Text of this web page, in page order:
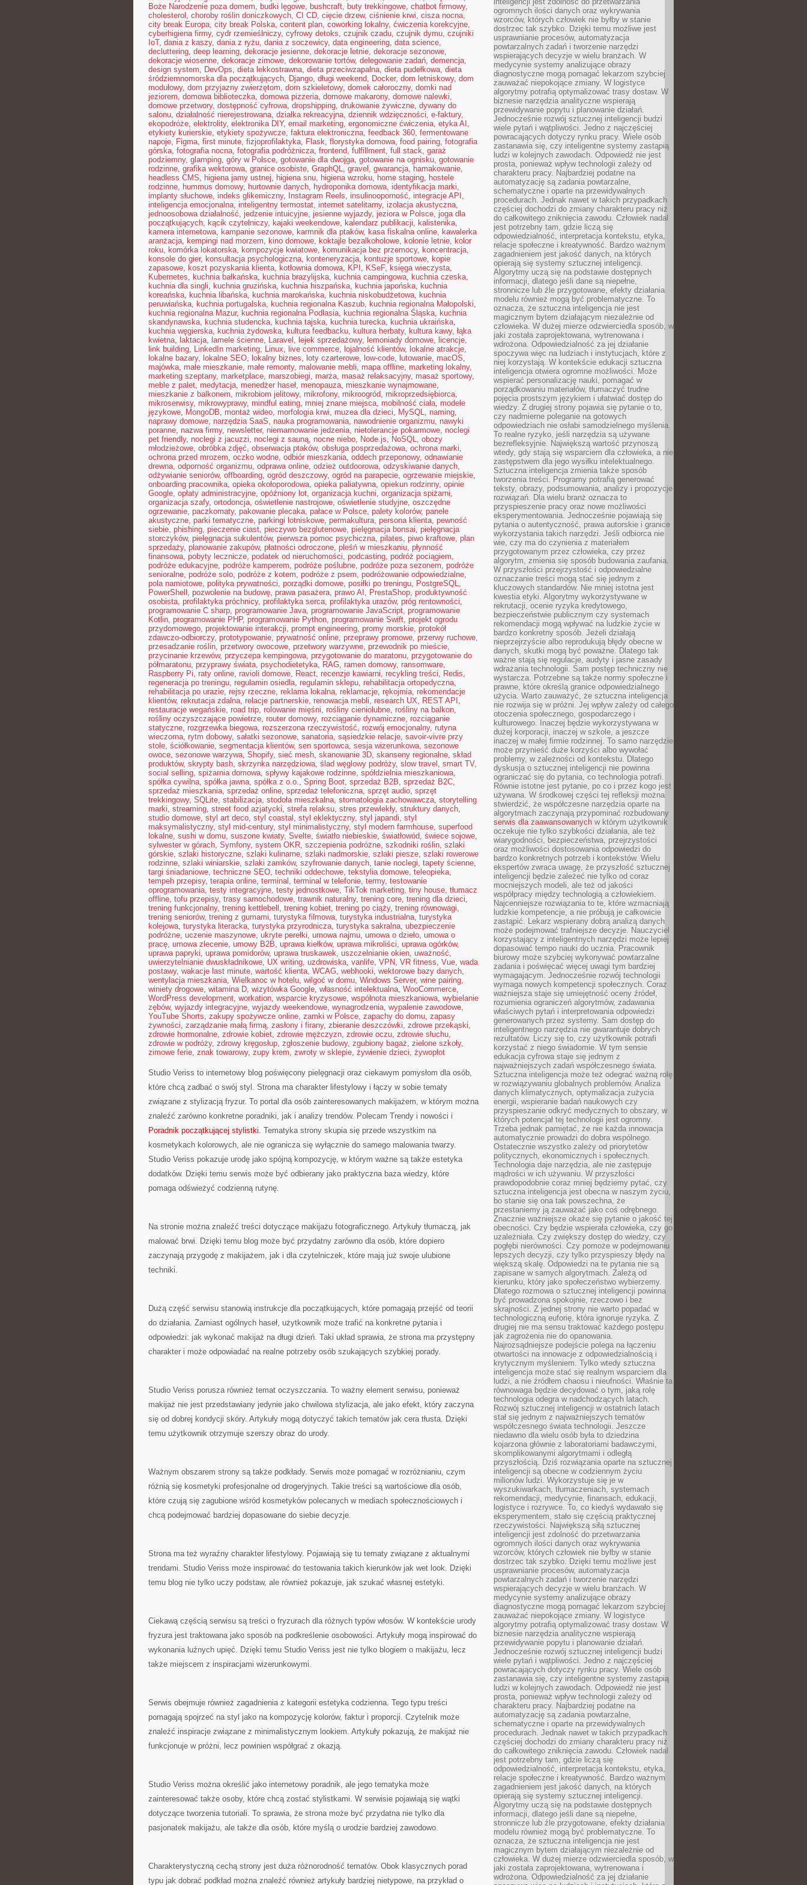
Boże Narodzenie poza domem, budki lęgowe, bushcraft, buty trekkingowe, chatbot firmowy,
cholesterol , choroby roślin doniczkowych, CI CD, cięcie drzew, ciśnienie krwi, cisza nocna,
city break Europa, city break Polska, content plan, coworking lokalny, ćwiczenia korekcyjne,
cyberhigiena firmy, cydr rzemieślniczy, cyfrowy detoks, czujnik czadu, czujnik dymu, czujniki
IoT, dania z kaszy, dania z ryżu, dania z soczewicy, data engineering, data science,
decluttering, deep learning, dekoracje jesienne, dekoracje letnie, dekoracje sezonowe,
dekoracje wiosenne, dekoracje zimowe, dekorowanie tortów, delegowanie zadań, demencja,
design system, DevOps, dieta lekkostrawna, dieta przeciwzapalna, dieta pudełkowa, dieta
śródziemnomorska dla początkujących, Django, długi weekend, Docker, dom letniskowy, dom
modułowy, dom przyjazny zwierzętom, dom szkieletowy, domek całoroczny, domki nad
jeziorem, domowa biblioteczka, domowa pizzeria, domowe makarony, domowe nalewki,
domowe przetwory, dostępność cyfrowa, dropshipping, drukowanie żywiczne, dywany do
salonu, działalność nierejestrowana, działka rekreacyjna, dziennik wdzięczności, e-faktury,
ekopodróże, elektrolity, elektronika DIY, email marketing, ergonomiczne ćwiczenia, etyka AI ,
etykiety kurierskie, etykiety spożywcze, faktura elektroniczna, feedback 360, fermentowane
napoje, Figma, first minute, fizjoprofilaktyka, Flask, florystyka domowa, food pairing, fotografia
górska, fotografia nocna, fotografia podróżnicza, frontend, fulfillment, full stack, garaż
podziemny, glamping, góry w Polsce, gotowanie dla dwojga, gotowanie na ognisku, gotowanie
rodzinne, grafika wektorowa, granice osobiste, GraphQL, gravel , gwarancja, hamakowanie,
headless CMS, higiena jamy ustnej, higiena snu, higiena wzroku, home staging, hostele
rodzinne, hummus domowy, hurtownie danych, hydroponika domowa, identyfikacja marki,
implanty słuchowe, indeks glikemiczny, Instagram Reels, insulinooporność, integracje API ,
inteligencja emocjonalna, inteligentny termostat, internet satelitarny, izolacja akustyczna,
jednoosobowa działalność, jedzenie intuicyjne, jesienne wyjazdy, jeziora w Polsce, joga dla
początkujących, kącik czytelniczy, kajaki weekendowe, kalendarz publikacji, kalistenika,
kamera internetowa, kampanie sezonowe, karmnik dla ptaków, kasa fiskalna online, kawalerka
aranżacja, kempingi nad morzem, kino domowe, koktajle bezalkoholowe, kolonie letnie, kolor
roku, komórka lokatorska, kompozycje kwiatowe, komunikacja bez przemocy, koncentracja,
konsole do gier, konsultacja psychologiczna, konteneryzacja, kontuzje sportowe, kopie
zapasowe, koszt pozyskania klienta, kotłownia domowa, KPI , KSeF, księga wieczysta,
Kubernetes, kuchnia bałkańska, kuchnia brazylijska, kuchnia campingowa, kuchnia czeska,
kuchnia dla singli, kuchnia gruzińska, kuchnia hiszpańska, kuchnia japońska, kuchnia
koreańska, kuchnia libańska, kuchnia marokańska, kuchnia niskobudżetowa, kuchnia
peruwiańska, kuchnia portugalska, kuchnia regionalna Kaszub, kuchnia regionalna Małopolski,
kuchnia regionalna Mazur, kuchnia regionalna Podlasia, kuchnia regionalna Śląska, kuchnia
skandynawska, kuchnia studencka, kuchnia tajska, kuchnia turecka, kuchnia ukraińska,
kuchnia węgierska, kuchnia żydowska, kultura feedbacku, kultura herbaty, kultura kawy, łąka
kwietna, laktacja, lamele ścienne, Laravel , lejek sprzedażowy, lemoniady domowe, licencje,
link building, LinkedIn marketing, Linux, live commerce, lojalność klientów, lokalne atrakcje,
lokalne bazary, lokalne SEO, lokalny biznes, loty czarterowe, low-code, lutowanie, macOS,
majówka, małe mieszkanie, małe remonty, malowanie mebli, mapa offline, marketing lokalny,
marketing szeptany, marketplace, marszobiegi, marża, masaż relaksacyjny, masaż sportowy,
meble z palet, medytacja, menedżer haseł, menopauza, mieszkanie wynajmowane,
mieszkanie z balkonem, mikrobiom jelitowy, mikrofony, mikroogród, mikroprzedsiębiorca,
mikroserwisy, mikrowyprawy, mindful eating, mniej znane miejsca, mobilność ciała, modele
językowe, MongoDB, montaż wideo, morfologia krwi, muzea dla dzieci, MySQL, naming,
naprawy domowe, narzędzia SaaS, nauka programowania, nawodnienie organizmu, nawyki
poranne, nazwa firmy, newsletter, niemarnowanie jedzenia, nietolerancje pokarmowe, noclegi
pet friendly, noclegi z jacuzzi, noclegi z sauną, nocne niebo, Node.js, NoSQL, obozy
młodzieżowe, obróbka zdjęć, obserwacja ptaków, obsługa posprzedażowa, ochrona marki,
ochrona przed mrozem, oczko wodne, odbiór mieszkania, oddech przeponowy, odnawianie
drewna, odporność organizmu, odprawa online, odzież outdoorowa, odzyskiwanie danych,
odżywianie seniorów, offboarding, ogród deszczowy, ogród na parapecie, ogrzewanie miejskie,
onboarding pracownika, opieka okołoporodowa, opieka paliatywna, opiekun rodzinny, opinie
Google, opłaty administracyjne, opóźniony lot, organizacja kuchni, organizacja spiżarni,
organizacja szafy, ortodoncja, oświetlenie nastrojowe, oświetlenie studyjne, oszczędne
ogrzewanie, paczkomaty, pakowanie plecaka, pałace w Polsce, palety kolorów, panele
akustyczne, parki tematyczne, parkingi lotniskowe, permakultura, persona klienta, pewność
siebie, phishing, pieczenie ciast, pieczywo bezglutenowe, pielęgnacja bonsai, pielęgnacja
storczyków, pielęgnacja sukulentów, pierwsza pomoc psychiczna, pilates, piwo kraftowe, plan
sprzedaży, planowanie zakupów, płatności odroczone, pleśń w mieszkaniu, płynność
finansowa, pobyty lecznicze, podatek od nieruchomości, podcasting, podróż pociągiem,
podróże edukacyjne, podróże kamperem, podróże poślubne, podróże poza sezonem, podróże
senioralne, podróże solo, podróże z kotem, podróże z psem, podróżowanie odpowiedzialne,
pola namiotowe, polityka prywatności, porządki domowe, posiłki po treningu, PostgreSQL,
PowerShell , pozwolenie na budowę, prawa pasażera, prawo AI , PrestaShop, produktywność
osobista, profilaktyka próchnicy, profilaktyka serca, profilaktyka urazów, próg rentowności,
programowanie C sharp, programowanie Java, programowanie JavaScript, programowanie
Kotlin, programowanie PHP, programowanie Python, programowanie Swift, projekt ogrodu
przydomowego, projektowanie interakcji, prompt engineering, promy morskie, protokół
zdawczo-odbiorczy, prototypowanie, prywatność online, przeprawy promowe, przerwy ruchowe,
przesadzanie roślin, przetwory owocowe, przetwory warzywne, przewodnik po mieście,
przycinanie krzewów, przyczepa kempingowa, przygotowanie do maratonu, przygotowanie do
półmaratonu, przyprawy świata, psychodietetyka, RAG, ramen domowy, ransomware,
Raspberry Pi, raty online, ravioli domowe, React, recenzje kawiarni, recykling treści, Redis,
regeneracja po treningu, regulamin osiedla, regulamin sklepu, rehabilitacja ortopedyczna,
rehabilitacja po urazie, rejsy rzeczne, reklama lokalna, reklamacje, rękojmia, rekomendacje
klientów, rekrutacja zdalna, relacje partnerskie, renowacja mebli, research UX, REST API ,
restauracje wegańskie, road trip, rolowanie mięśni, rośliny cieniolubne, rośliny na balkon,
rośliny oczyszczające powietrze, router domowy, rozciąganie dynamiczne, rozciąganie
statyczne, rozgrzewka biegowa, rozszerzona rzeczywistość, rozwój emocjonalny, rutyna
wieczorna, rytm dobowy, sałatki sezonowe, sanatoria, sąsiedzkie relacje, savoir-vivre przy
stole, ściółkowanie, segmentacja klientów, sen sportowca, sesja wizerunkowa, sezonowe
owoce, sezonowe warzywa, Shopify, sieć mesh, skanowanie 3D, skanseny regionalne, skład
produktów, skrypty bash, skrzynka narzędziowa, ślad węglowy podróży, slow travel , smart TV,
social selling, spiżarnia domowa, spływy kajakowe rodzinne, spółdzielnia mieszkaniowa,
spółka cywilna, spółka jawna, spółka z o.o., Spring Boot, sprzedaż B2B, sprzedaż B2C,
sprzedaż mieszkania, sprzedaż online, sprzedaż telefoniczna, sprzęt audio, sprzęt
trekkingowy, SQLite, stabilizacja, stodoła mieszkalna, stomatologia zachowawcza, storytelling
marki, streaming, street food azjatycki, strefa relaksu, stres przewlekły, struktury danych,
studio domowe, styl art deco, styl coastal , styl eklektyczny, styl japandi, styl
maksymalistyczny, styl mid-century, styl minimalistyczny, styl modern farmhouse, superfood
lokalne, sushi w domu, suszone kwiaty, Svelte, światło niebieskie, światłowód, świece sojowe,
sylwester w górach, Symfony, system OKR, szczepienia podróżne, szkodniki roślin, szlaki
górskie, szlaki historyczne, szlaki kulinarne, szlaki nadmorskie, szlaki piesze, szlaki rowerowe
rodzinne, szlaki winiarskie, szlaki zamków, szyfrowanie danych, tanie noclegi, tapety ścienne,
targi śniadaniowe, techniczne SEO, techniki oddechowe, tekstylia domowe, teleopieka,
tempeh przepisy, terapia online, terminal , terminal w telefonie, termy, testowanie
oprogramowania, testy integracyjne, testy jednostkowe, TikTok marketing, tiny house, tłumacz
offline, tofu przepisy, trasy samochodowe, trawnik naturalny, trening core, trening dla dzieci,
trening funkcjonalny, trening kettlebell , trening kobiet, trening po ciąży, trening równowagi,
trening seniorów, trening z gumami, turystyka filmowa, turystyka industrialna, turystyka
kolejowa, turystyka literacka, turystyka przyrodnicza, turystyka sakralna, ubezpieczenie
podróżne, uczenie maszynowe, ukryte perełki, umowa najmu, umowa o dzieło, umowa o
pracę, umowa zlecenie, umowy B2B, uprawa kiełków, uprawa mikroliści, uprawa ogórków,
uprawa papryki, uprawa pomidorów, uprawa truskawek, uszczelnianie okien, uważność,
uwierzytelnianie dwuskładnikowe, UX writing, uzdrowiska, vanlife, VPN, VR fitness, Vue, wada
postawy, wakacje last minute, wartość klienta, WCAG, webhooki, wektorowe bazy danych,
wentylacja mieszkania, Wielkanoc w hotelu, wilgoć w domu, Windows Server, wine pairing,
winiety drogowe, witamina D, wizytówka Google, własność intelektualna, WooCommerce,
WordPress development, workation, wsparcie kryzysowe, wspólnota mieszkaniowa, wybielanie
zębów, wyjazdy integracyjne, wyjazdy weekendowe, wynagrodzenia, wypalenie zawodowe,
YouTube Shorts, zakupy spożywcze online, zamki w Polsce, zapachy do domu, zapasy
żywności, zarządzanie małą firmą, zasłony i firany, zbieranie deszczówki, zdrowe przekąski,
zdrowie hormonalne, zdrowie kobiet, zdrowie mężczyzn, zdrowie oczu, zdrowie słuchu,
zdrowie w podróży, zdrowy kręgosłup, zgłoszenie budowy, zgubiony bagaż, zielone szkoły,
zimowe ferie, znak towarowy, zupy krem, zwroty w sklepie, żywienie dzieci, żywopłot
Studio Veriss to internetowy blog poświęcony pielęgnacji oraz ciekawym pomysłom dla osób,
które chcą zadbać o swój styl. Strona ma charakter lifestylowy i łączy w sobie tematy
związane z stylizacją fryzur. To portal dla osób zainteresowanych makijażem, w którym można
znaleźć zarówno konkretne poradniki, jak i analizy trendów. Polecam Trendy i nowości i
Poradnik początkującej stylistki. Tematyka strony skupia się przede wszystkim na
kosmetykach kolorowych, ale nie ogranicza się wyłącznie do samego malowania twarzy.
Studio Veriss pokazuje urodę jako spójną kompozycję, w którym ważne są także estetyka
dodatków. Dzięki temu serwis może być odbierany jako praktyczna baza wiedzy, które
pomaga odświeżyć codzienną rutynę.
Na stronie można znaleźć treści dotyczące makijażu fotograficznego. Artykuły tłumaczą, jak
malować brwi. Dzięki temu blog może być przydatny zarówno dla osób, które dopiero
zaczynają przygodę z makijażem, jak i dla czytelniczek, które mają już swoje ulubione
techniki.
Dużą część serwisu stanowią instrukcje dla początkujących, które pomagają przejść od teorii
do działania. Zamiast ogólnych haseł, użytkownik może trafić na konkretne pytania i
odpowiedzi: jak wykonać makijaż na długi dzień. Taki układ sprawia, że strona ma przystępny
charakter i może odpowiadać na realne potrzeby osób szukających szybkiej porady.
Studio Veriss porusza również temat oczyszczania. To ważny element serwisu, ponieważ
makijaż nie jest przedstawiany jedynie jako chwilowa stylizacja, ale jako efekt, który zaczyna
się od dobrej kondycji skóry. Artykuły mogą dotyczyć takich tematów jak cera tłusta. Dzięki
temu użytkownik otrzymuje szerszy obraz do urody.
Ważnym obszarem strony są także podkłady. Serwis może pomagać w rozróżnianiu, czym
różnią się kosmetyki profesjonalne od drogeryjnych. Takie treści są wartościowe dla osób,
które czują się zagubione wśród kosmetyków polecanych w mediach społecznościowych i
chcą podejmować bardziej dopasowane do siebie decyzje.
Strona ma też wyraźny charakter lifestylowy. Pojawiają się tu tematy związane z aktualnymi
trendami. Studio Veriss może inspirować do testowania takich kierunków jak wet look. Dzięki
temu blog nie tylko uczy podstaw, ale również pokazuje, jak szukać własnej estetyki.
Ciekawą częścią serwisu są treści o fryzurach dla różnych typów włosów. W kontekście urody
fryzura jest traktowana jako sposób na podkreślenie osobowości. Artykuły mogą inspirować do
wykonania luźnych upięć. Dzięki temu Studio Veriss jest nie tylko blogiem o makijażu, lecz
także miejscem z inspiracjami wizerunkowymi.
Serwis obejmuje również zagadnienia z kategorii estetyka codzienna. Tego typu treści
pomagają spojrzeć na styl jako na kompozycję kolorów, faktur i proporcji. Czytelnik może
znaleźć inspiracje związane z minimalistycznym lookiem. Artykuły pokazują, że makijaż nie
funkcjonuje w próżni, lecz powinien współgrać z okazją.
Studio Veriss można określić jako internetowy poradnik, ale jego tematyka może
zainteresować także osoby, które chcą zostać stylistkami. W serwisie pojawiają się wątki
dotyczące tworzenia tutoriali. To sprawia, że strona może być przydatna nie tylko dla
pasjonatek makijażu, ale także dla osób, które myślą o urodzie bardziej zawodowo.
Charakterystyczną cechą strony jest duża różnorodność tematów. Obok klasycznych porad
typu jak dobrać podkład można znaleźć również artykuły bardziej nietypowe, na przykład o
ogromnych ilości danych oraz wykrywania
wzorców, których człowiek nie byłby w stanie
dostrzec tak szybko. Dzięki temu możliwe jest
usprawnianie procesów, automatyzacja
powtarzalnych zadań i tworzenie narzędzi
wspierających decyzje w wielu branżach. W
medycynie systemy analizujące obrazy
diagnostyczne mogą pomagać lekarzom szybciej
zauważać niepokojące zmiany. W logistyce
algorytmy potrafią optymalizować trasy dostaw. W
biznesie narzędzia analityczne wspierają
przewidywanie popytu i planowanie działań.
Jednocześnie rozwój sztucznej inteligencji budzi
wiele pytań i wątpliwości. Jedno z najczęściej
powracających dotyczy rynku pracy. Wiele osób
zastanawia się, czy inteligentne systemy zastąpią
ludzi w kolejnych zawodach. Odpowiedź nie jest
prosta, ponieważ wpływ technologii zależy od
charakteru pracy. Najbardziej podatne na
automatyzację są zadania powtarzalne,
schematyczne i oparte na przewidywalnych
procedurach. Jednak nawet w takich przypadkach
częściej dochodzi do zmiany charakteru pracy niż
do całkowitego zniknięcia zawodu. Człowiek nadal
jest potrzebny tam, gdzie liczą się
odpowiedzialność, interpretacja kontekstu, etyka,
relacje społeczne i kreatywność. Bardzo ważnym
zagadnieniem jest jakość danych, na których
opierają się systemy sztucznej inteligencji.
Algorytmy uczą się na podstawie dostępnych
informacji, dlatego jeśli dane są niepełne,
stronnicze lub źle przygotowane, efekty działania
modelu również mogą być problematyczne. To
oznacza, że sztuczna inteligencja nie jest
magicznym bytem działającym niezależnie od
człowieka. W dużej mierze odzwierciedla sposób, w
jaki została zaprojektowana, wytrenowana i
wdrożona. Odpowiedzialność za jej działanie
spoczywa więc na ludziach i instytucjach, które z
niej korzystają. W kontekście edukacji sztuczna
inteligencja otwiera ogromne możliwości. Może
wspierać personalizację nauki, pomagać w
porządkowaniu materiałów, tłumaczyć trudne
pojęcia prostszym językiem i ułatwiać dostęp do
wiedzy. Z drugiej strony pojawia się pytanie o to,
czy nadmierne poleganie na gotowych
odpowiedziach nie osłabi samodzielnego myślenia.
To realne ryzyko, jeśli narzędzia są używane
bezrefleksyjnie. Największą wartość przynoszą
wtedy, gdy stają się wsparciem dla człowieka, a nie
zastępstwem dla jego wysiłku intelektualnego.
Sztuczna inteligencja zmienia także sposób
tworzenia treści. Programy potrafią generować
teksty, obrazy, podsumowania, analizy i propozycje
rozwiązań. Dla wielu branż oznacza to
przyspieszenie pracy oraz nowe możliwości
eksperymentowania. Jednocześnie pojawiają się
pytania o autentyczność, prawa autorskie i granice
wykorzystania takich narzędzi. Jeśli odbiorca nie
wie, czy ma do czynienia z materiałem
przygotowanym przez człowieka, czy przez
algorytm, zmienia się sposób budowania zaufania.
W przyszłości przejrzystość i odpowiedzialne
oznaczanie treści mogą stać się jednym z
kluczowych standardów. Nie mniej istotna jest
kwestia etyki. Algorytmy wykorzystywane w
rekrutacji, ocenie ryzyka kredytowego,
bezpieczeństwie publicznym czy systemach
rekomendacji mogą wpływać na ludzkie życie w
bardzo konkretny sposób. Jeżeli działają
nieprzejrzyście albo reprodukują błędy obecne w
danych, skutki mogą być poważne. Dlatego tak
ważne stają się regulacje, audyty i jasne zasady
wdrażania technologii. Sam postęp techniczny nie
wystarcza. Potrzebne są także normy społeczne i
prawne, które określą granice odpowiedzialnego
użycia. Warto zauważyć, że sztuczna inteligencja
nie rozwija się w próżni. Jej wpływ zależy od całego
otoczenia społecznego, gospodarczego i
kulturowego. Inaczej będzie wykorzystywana w
dużej korporacji, inaczej w szkole, a jeszcze
inaczej w małej firmie rodzinnej. To samo narzędzie
może przynieść duże korzyści albo wywołać
problemy, w zależności od kontekstu. Dlatego
dyskusja o sztucznej inteligencji nie powinna
ograniczać się do pytania, co technologia potrafi.
Równie istotne jest pytanie, po co i przez kogo jest
używana. W środkowej części tej refleksji można
stwierdzić, że współczesne narzędzia oparte na
algorytmach zaczynają przypominać rozbudowany
serwis dla zaawansowanych w którym użytkownik
oczekuje nie tylko szybkości działania, ale też
wiarygodności, bezpieczeństwa, przejrzystości
oraz możliwości dostosowania odpowiedzi do
bardzo konkretnych potrzeb i kontekstów. Wielu
ekspertów zwraca uwagę, że przyszłość sztucznej
inteligencji będzie zależeć nie tylko od coraz
mocniejszych modeli, ale też od jakości
współpracy między technologią a człowiekiem.
Najcenniejsze rozwiązania to te, które wzmacniają
ludzkie kompetencje, a nie próbują je całkowicie
zastąpić. Lekarz wspierany dobrą analizą danych
może podejmować trafniejsze decyzje. Nauczyciel
korzystający z inteligentnych narzędzi może lepiej
dopasować tempo nauki do ucznia. Pracownik
biurowy może szybciej wykonywać powtarzalne
zadania i poświęcać więcej uwagi tym bardziej
wymagającym. Jednocześnie rozwój technologii
wymaga nowych kompetencji społecznych. Coraz
ważniejsza staje się umiejętność oceny źródeł,
rozumienia ograniczeń algorytmów, zadawania
właściwych pytań i interpretowania odpowiedzi
generowanych przez systemy. Sam dostęp do
inteligentnego narzędzia nie gwarantuje dobrych
rezultatów. Liczy się to, czy użytkownik potrafi
korzystać z niego świadomie. W tym sensie
edukacja cyfrowa staje się jednym z
najważniejszych zadań współczesnego świata.
Sztuczna inteligencja może też odegrać ważną rolę
w rozwiązywaniu globalnych problemów. Analiza
danych klimatycznych, optymalizacja zużycia
energii, wspieranie badań naukowych czy
przyspieszanie odkryć medycznych to obszary, w
których potencjał tej technologii jest ogromny.
Trzeba jednak pamiętać, że nie każda innowacja
automatycznie prowadzi do dobra wspólnego.
Ostatecznie wszystko zależy od priorytetów
politycznych, ekonomicznych i społecznych.
Technologia daje narzędzia, ale nie zastępuje
mądrości w ich używaniu. W przyszłości
prawdopodobnie coraz mniej będziemy pytać, czy
sztuczna inteligencja jest obecna w naszym życiu,
bo stanie się ona tak powszechna, że
przestaniemy ją zauważać jako coś odrębnego.
Znacznie ważniejsze okaże się pytanie o jakość tej
obecności. Czy będzie wspierała człowieka, czy go
uzależniała. Czy zwiększy dostęp do wiedzy, czy
pogłębi nierówności. Czy pomoże w podejmowaniu
lepszych decyzji, czy tylko przyspieszy błędy na
większą skalę. Odpowiedzi na te pytania nie są
zapisane w samych algorytmach. Zależą od
kierunku, który jako społeczeństwo wybierzemy.
Dlatego rozmowa o sztucznej inteligencji powinna
być prowadzona spokojnie, rzeczowo i bez
skrajności. Z jednej strony nie warto popadać w
technologiczną euforię, która ignoruje ryzyka. Z
drugiej nie ma sensu traktować każdego postępu
jak zagrożenia nie do opanowania.
Najrozsądniejsze podejście polega na łączeniu
otwartości na innowacje z odpowiedzialnością i
krytycznym myśleniem. Tylko wtedy sztuczna
inteligencja może stać się realnym wsparciem dla
ludzi, a nie źródłem chaosu i nieufności. Właśnie ta
równowaga będzie decydować o tym, jaką rolę
technologia odegra w nadchodzących latach.
Rozwój sztucznej inteligencji w ostatnich latach
stał się jednym z najważniejszych tematów
współczesnego świata technologii. Jeszcze
niedawno dla wielu osób była to dziedzina
kojarzona głównie z laboratoriami badawczymi,
skomplikowanymi algorytmami i odległą
przyszłością. Dziś rozwiązania oparte na sztucznej
inteligencji są obecne w codziennym życiu
milionów ludzi. Wykorzystuje się je w
wyszukiwarkach, tłumaczeniach, systemach
rekomendacji, medycynie, finansach, edukacji,
logistyce i rozrywce. To, co kiedyś wydawało się
eksperymentem, stało się częścią praktycznej
rzeczywistości. Największą siłą sztucznej
inteligencji jest zdolność do przetwarzania
ogromnych ilości danych oraz wykrywania
wzorców, których człowiek nie byłby w stanie
dostrzec tak szybko. Dzięki temu możliwe jest
usprawnianie procesów, automatyzacja
powtarzalnych zadań i tworzenie narzędzi
wspierających decyzje w wielu branżach. W
medycynie systemy analizujące obrazy
diagnostyczne mogą pomagać lekarzom szybciej
zauważać niepokojące zmiany. W logistyce
algorytmy potrafią optymalizować trasy dostaw. W
biznesie narzędzia analityczne wspierają
przewidywanie popytu i planowanie działań.
Jednocześnie rozwój sztucznej inteligencji budzi
wiele pytań i wątpliwości. Jedno z najczęściej
powracających dotyczy rynku pracy. Wiele osób
zastanawia się, czy inteligentne systemy zastąpią
ludzi w kolejnych zawodach. Odpowiedź nie jest
prosta, ponieważ wpływ technologii zależy od
charakteru pracy. Najbardziej podatne na
automatyzację są zadania powtarzalne,
schematyczne i oparte na przewidywalnych
procedurach. Jednak nawet w takich przypadkach
częściej dochodzi do zmiany charakteru pracy niż
do całkowitego zniknięcia zawodu. Człowiek nadal
jest potrzebny tam, gdzie liczą się
odpowiedzialność, interpretacja kontekstu, etyka,
relacje społeczne i kreatywność. Bardzo ważnym
zagadnieniem jest jakość danych, na których
opierają się systemy sztucznej inteligencji.
Algorytmy uczą się na podstawie dostępnych
informacji, dlatego jeśli dane są niepełne,
stronnicze lub źle przygotowane, efekty działania
modelu również mogą być problematyczne. To
oznacza, że sztuczna inteligencja nie jest
magicznym bytem działającym niezależnie od
człowieka. W dużej mierze odzwierciedla sposób, w
jaki została zaprojektowana, wytrenowana i
wdrożona. Odpowiedzialność za jej działanie